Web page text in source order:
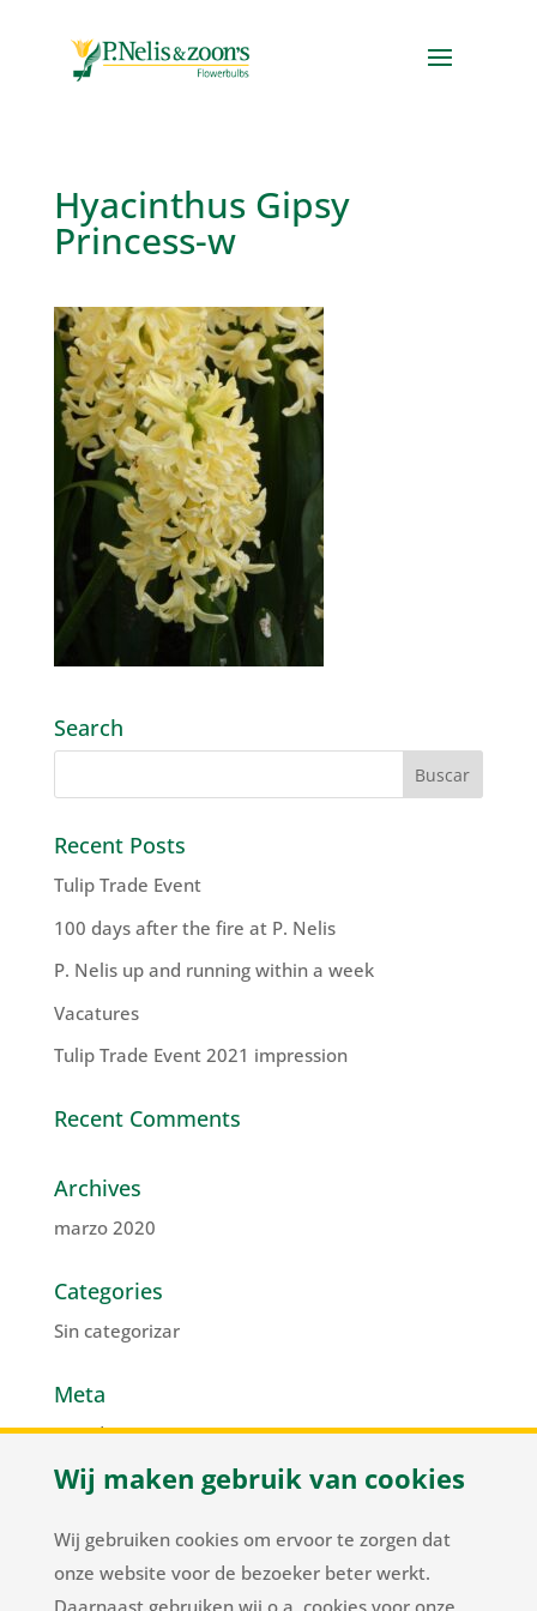
Hyacinthus Gipsy
Princess-w
Search
Recent Posts
Tulip Trade Event
100 days after the fire at P. Nelis
P. Nelis up and running within a week
Vacatures
Tulip Trade Event 2021 impression
Recent Comments
Archives
marzo 2020
Categories
Sin categorizar
Meta
Acceder
Feed de entradas
WordPress.org
Wij maken gebruik van cookies
Wij gebruiken cookies om ervoor te zorgen dat
onze website voor de bezoeker beter werkt.